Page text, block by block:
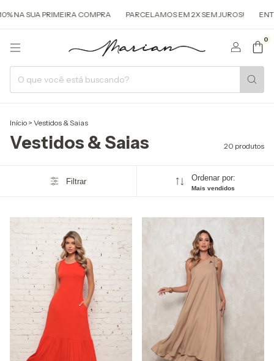
PRIMEIRA COMPRA PARCELAMOS EM 2X SEM JUROS!
0
Início > Vestidos & Saias
Vestidos & Saias 20 produtos
Filtrar Ordenar por:
Mais vendidos